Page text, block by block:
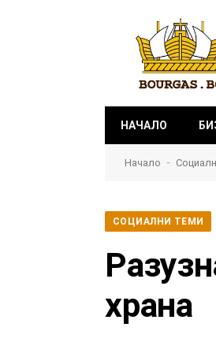
НАЧАЛО
Начало -
СОЦИАЛНИ ТЕМИ
храна